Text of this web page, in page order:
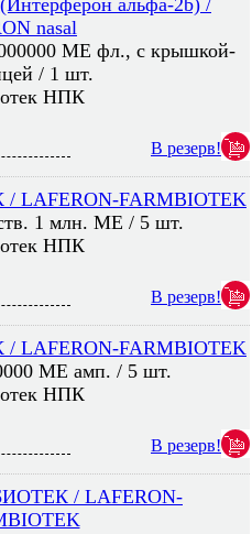
альфа-2b) /
nasal
МЕ фл., с крышкой-
/ 1 шт.
НПК
В резерв!
FARMBIOTEK
1 млн. МЕ / 5 шт.
НПК
В резерв!
FARMBIOTEK
МЕ амп. / 5 шт.
НПК
В резерв!
/ LAFERON-